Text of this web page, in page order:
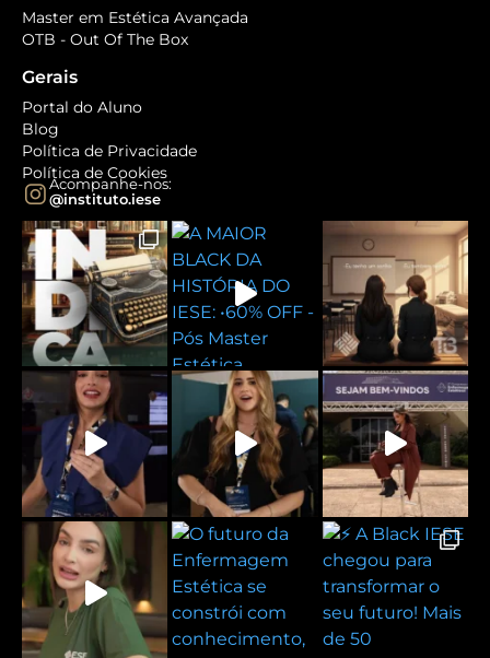
Master em Estética Avançada
OTB - Out Of The Box
Gerais
Portal do Aluno
Blog
Política de Privacidade
Política de Cookies
Acompanhe-nos:
@instituto.iese